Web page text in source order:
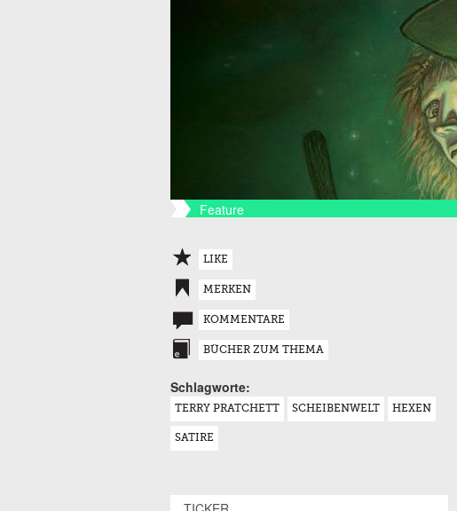
Feature
LIKE
MERKEN
KOMMENTARE
BÜCHER ZUM THEMA
Schlagworte:
TERRY PRATCHETT SCHEIBENWELT HEXEN
SATIRE